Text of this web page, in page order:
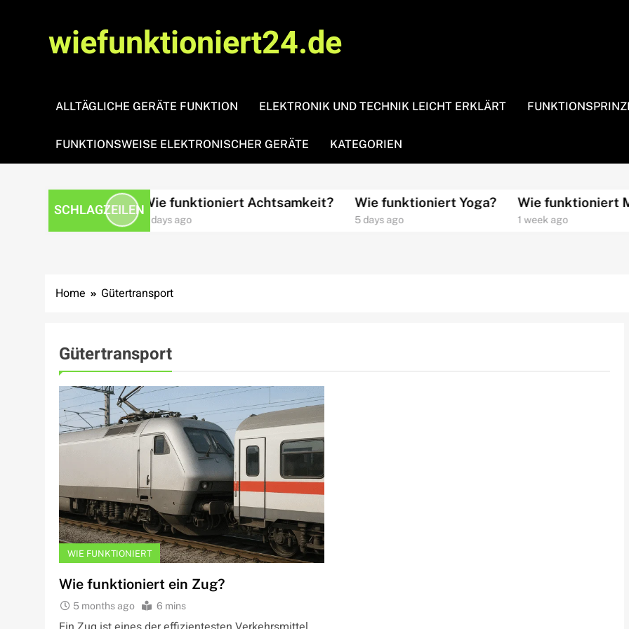
wiefunktioniert24.de
ALLTÄGLICHE GERÄTE FUNKTION ELEKTRONIK UND TECHNIK LEICHT ERKLÄRT
FUNKTIONSWEISE ELEKTRONISCHER GERÄTE KATEGORIEN
SCHLAGZEILENWie funktioniert Achtsamkeit?
3 days ago
Wie funktioniert Yoga?
5 days ago
Wie funktioniert
1 week ago
Home Gütertransport
Gütertransport
WIE FUNKTIONIERT
Wie funktioniert ein Zug?
5 months ago 6 mins